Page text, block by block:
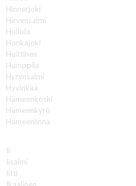
Hinnerjoki
Hirvensalmi
Hollola
Honkajoki
Huittinen
Humppila
Hyrynsalmi
Hyvinkää
Hämeenkoski
Hämeenkyrö
Hämeenlinna
Ii
Iisalmi
Iitti
Ikaalinen